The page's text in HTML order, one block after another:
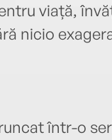
viață,
nicio
într-o